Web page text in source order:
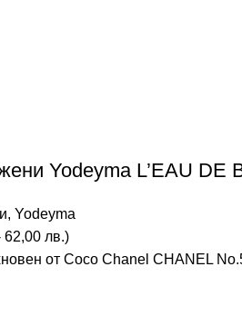
Yodeyma L’EAU DE
, Yodeyma
62,00 лв.)
от Coco Chanel CHANEL